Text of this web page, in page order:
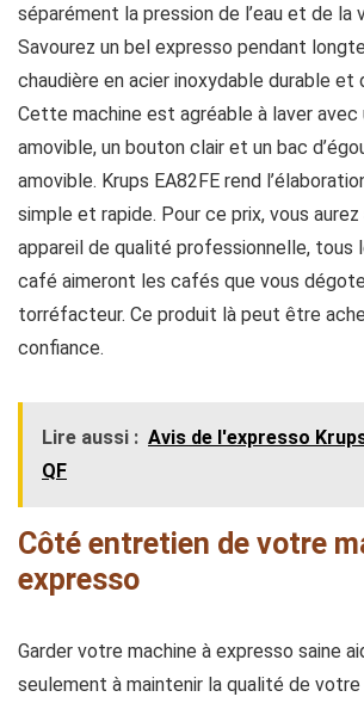
séparément la pression de l’eau et de la
Savourez un bel expresso pendant
chaudière en acier inoxydable durable et
Cette machine est agréable à laver avec
amovible, un bouton clair et un bac
amovible. Krups EA82FE rend
simple et rapide. Pour ce prix, vous
appareil de qualité professionnelle, tous
café aimeront les cafés que vous
torréfacteur. Ce produit là peut être
confiance.
Lire aussi : Avis de l'expresso
QF
Côté entretien de votre
expresso
Garder votre machine à expresso saine
seulement à maintenir la qualité de votre